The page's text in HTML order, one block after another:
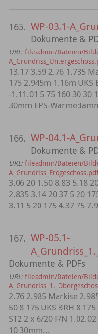
165. WP-03.1-
Dokumente &
URL: fileadmin/Dateien/
13.17 3.59 2.76 1.785
175 2.945m 1.16m UKS
-1.11.01 5 75 160 30 30
30mm EPS-
166. WP-04.1-
Dokumente &
URL: fileadmin/Dateien/
A_Grundriss_Erdgeschoss.pdf
3.06 20 1.50 8.83 5.18
2.835 3.14 20 37 5 20
3.11 5 20 175 4.37 75
167. WP-05.1-
Dokumente & PDFs
URL: fileadmin/Dateien/
2.76 2.985 Markise
50 8 175 UKS BRH 8
ST2 2 x 6/20 F/N
10 30mm...